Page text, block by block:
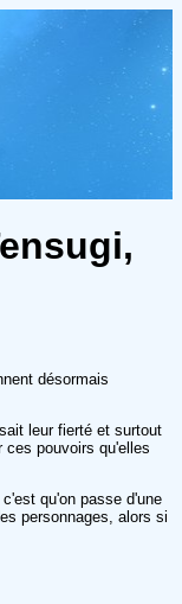
désormais
leur fierté et surtout
pouvoirs qu'elles
qu'on passe d'une
personnages, alors si